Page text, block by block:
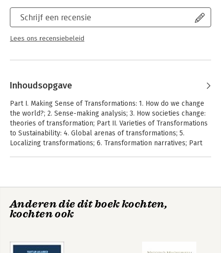
publications, see www.cambridge.org/earth-system-
governance.
Schrijf een recensie
Lees ons recensiebeleid
Inhoudsopgave
Part I. Making Sense of Transformations: 1. How do we change
the world?; 2. Sense-making analysis; 3. How societies change:
theories of transformation; Part II. Varieties of Transformations
to Sustainability: 4. Global arenas of transformations; 5.
Localizing transformations; 6. Transformation narratives; Part
Anderen die dit boek kochten,
kochten ook